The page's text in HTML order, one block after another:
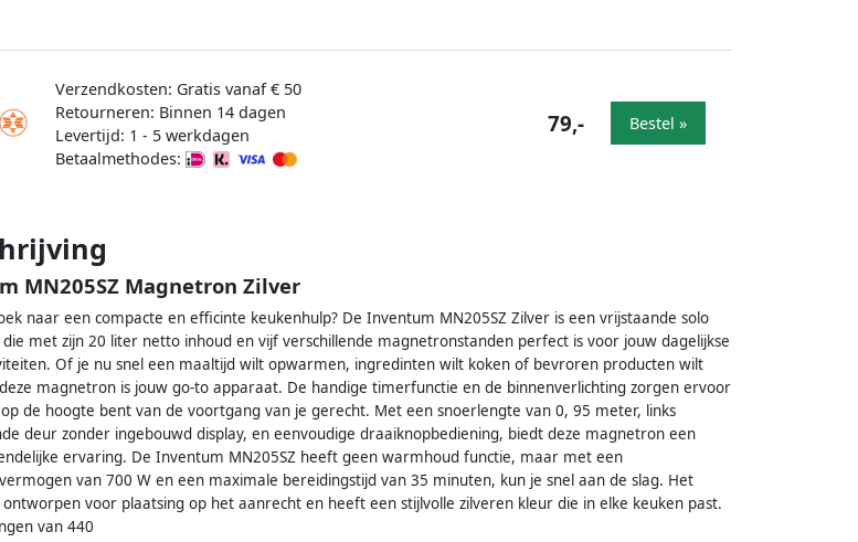
Verzendkosten: Gratis vanaf € 50
Retourneren: Binnen 14 dagen
Levertijd: 1 - 5 werkdagen
Betaalmethodes:
79,- Bestel »
MN205SZ Magnetron Zilver
naar een compacte en efficinte keukenhulp? De Inventum MN205SZ Zilver is een vrijstaande solo
met zijn 20 liter netto inhoud en vijf verschillende magnetronstanden perfect is voor jouw dagelijkse
Of je nu snel een maaltijd wilt opwarmen, ingredinten wilt koken of bevroren producten wilt
magnetron is jouw go-to apparaat. De handige timerfunctie en de binnenverlichting zorgen ervoor
de hoogte bent van de voortgang van je gerecht. Met een snoerlengte van 0, 95 meter, links
deur zonder ingebouwd display, en eenvoudige draaiknopbediening, biedt deze magnetron een
ervaring. De Inventum MN205SZ heeft geen warmhoud functie, maar met een
van 700 W en een maximale bereidingstijd van 35 minuten, kun je snel aan de slag. Het
voor plaatsing op het aanrecht en heeft een stijlvolle zilveren kleur die in elke keuken past.
van 440